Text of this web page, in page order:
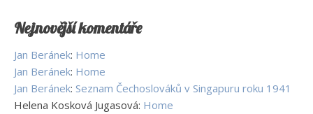
Nejnovější komentáře
Jan Beránek: Home
Jan Beránek: Home
Jan Beránek: Seznam Čechoslováků v Singapuru roku 1941
Helena Kosková Jugasová: Home